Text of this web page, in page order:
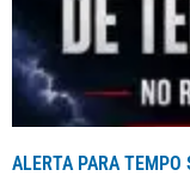
ALERTA PARA TEMPO